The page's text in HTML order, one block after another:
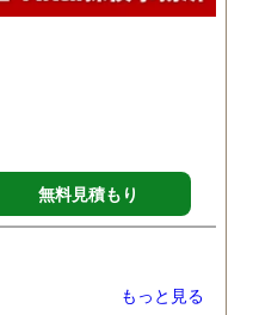
無料見積もり
もっと見る